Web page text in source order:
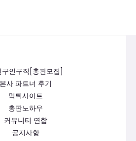
구인구직[총판모집]
본사 파트너 후기
먹튀사이트
총판노하우
커뮤니티 연합
공지사항